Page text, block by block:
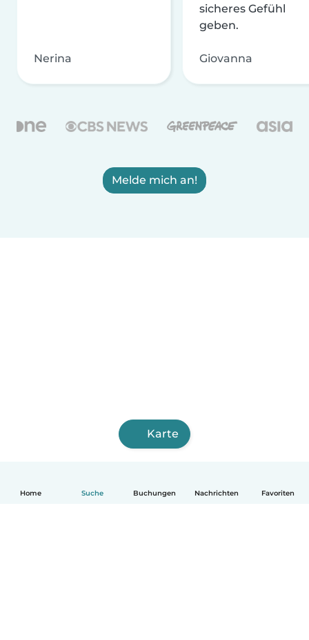
Home Suche Buchungen Nachrichten Favoriten
Nerina
sicheres Gefühl
geben.
Giovanna
Melde mich an!
Karte